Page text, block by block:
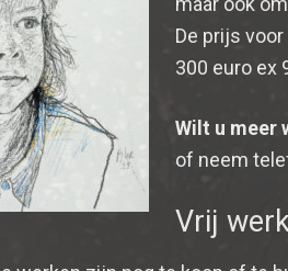
De prijs
300 euro ex
Wilt u meer
of neem
Vrij